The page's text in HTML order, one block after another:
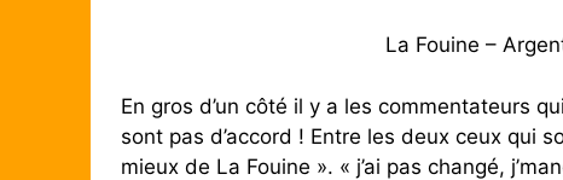
La Fouine –
En gros d’un côté il y a les commentateurs
sont pas d’accord ! Entre les deux ceux qui
mieux de La Fouine ». « j’ai pas changé,